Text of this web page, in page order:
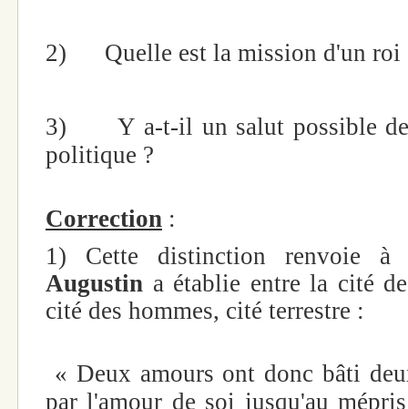
2) Quelle est la mission d'un roi
3)Y a-t-il un salut possible
politique ?
Correction :
1) Cette distinction renvoie
Augustin a établie entre la cité
cité des hommes, cité terrestre :
« Deux amours ont donc bâti
par l'amour de soi jusqu'au